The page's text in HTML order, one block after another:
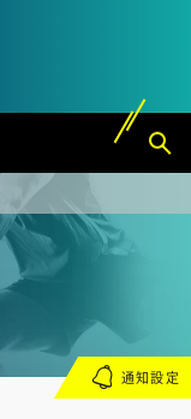
通知設定